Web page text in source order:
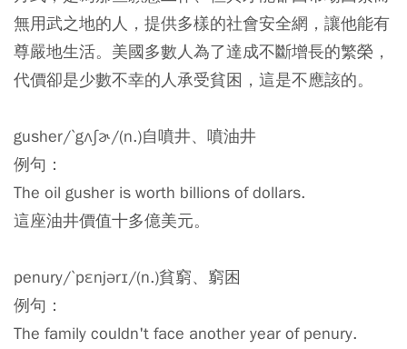
無用武之地的人，提供多樣的社會安全網，讓他能有
尊嚴地生活。美國多數人為了達成不斷增長的繁榮，
代價卻是少數不幸的人承受貧困，這是不應該的。
gusher/ˋgʌʃɚ/(n.)自噴井、噴油井
例句：
The oil gusher is worth billions of dollars.
這座油井價值十多億美元。
penury/ˋpɛnjərɪ/(n.)貧窮、窮困
例句：
The family couldn't face another year of penury.